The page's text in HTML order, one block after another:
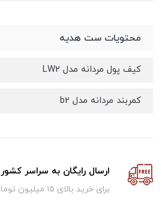
محتویات ست هدیه
کیف پول مردانه مدل LW2
کمربند مردانه مدل b2
ارسال رایگان به سراسر کشور
برای خرید بالای ۱5 میلیون تومان